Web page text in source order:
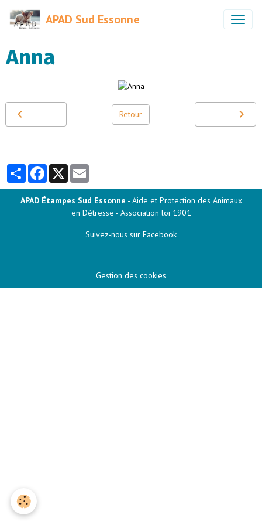
APAD Sud Essonne
Anna
Retour
PartagerFacebook
X
APAD Étampes Sud Essonne - Aide et Protection des Animaux
en Détresse - Association loi 1901
Suivez-nous sur Facebook
Gestion des cookies